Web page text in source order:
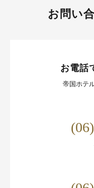
お問い
お電話
帝国ホテ